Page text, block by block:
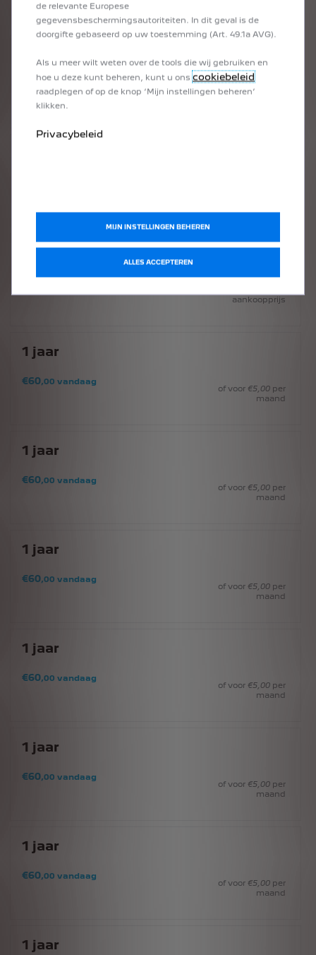
inbegrepen
Jaren
aankoopprijs
1 jaar
€60,00 vandaag
of voor €5,00 per
maand
1 jaar
€60,00 vandaag
of voor €5,00 per
maand
1 jaar
€60,00 vandaag
of voor €5,00 per
maand
1 jaar
€60,00 vandaag
of voor €5,00 per
maand
1 jaar
€60,00 vandaag
of voor €5,00 per
maand
1 jaar
€60,00 vandaag
of voor €5,00 per
maand
1 jaar
de relevante Europese
gegevensbeschermingsautoriteiten. In dit geval is de
doorgifte gebaseerd op uw toestemming (Art. 49.1a AVG).
Als u meer wilt weten over de tools die wij gebruiken en
hoe u deze kunt beheren, kunt u ons cookiebeleid
raadplegen of op de knop ‘Mijn instellingen beheren’
klikken.
Privacybeleid
MIJN INSTELLINGEN BEHEREN
ALLES ACCEPTEREN